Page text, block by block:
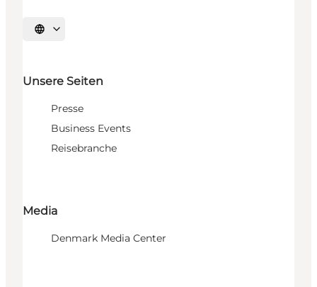
Sprache auswählen
Unsere Seiten
Presse
Business Events
Reisebranche
Media
Denmark Media Center